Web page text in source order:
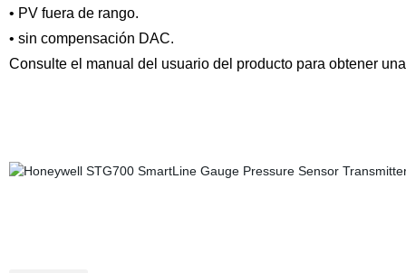
• PV fuera de rango.
• sin compensación DAC.
Consulte el manual del usuario del producto para obtener